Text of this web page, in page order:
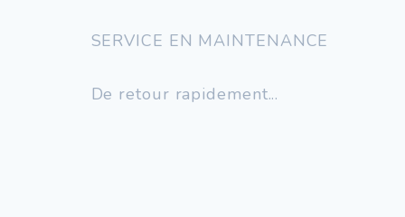
SERVICE EN MAINTENANCE
De retour rapidement...